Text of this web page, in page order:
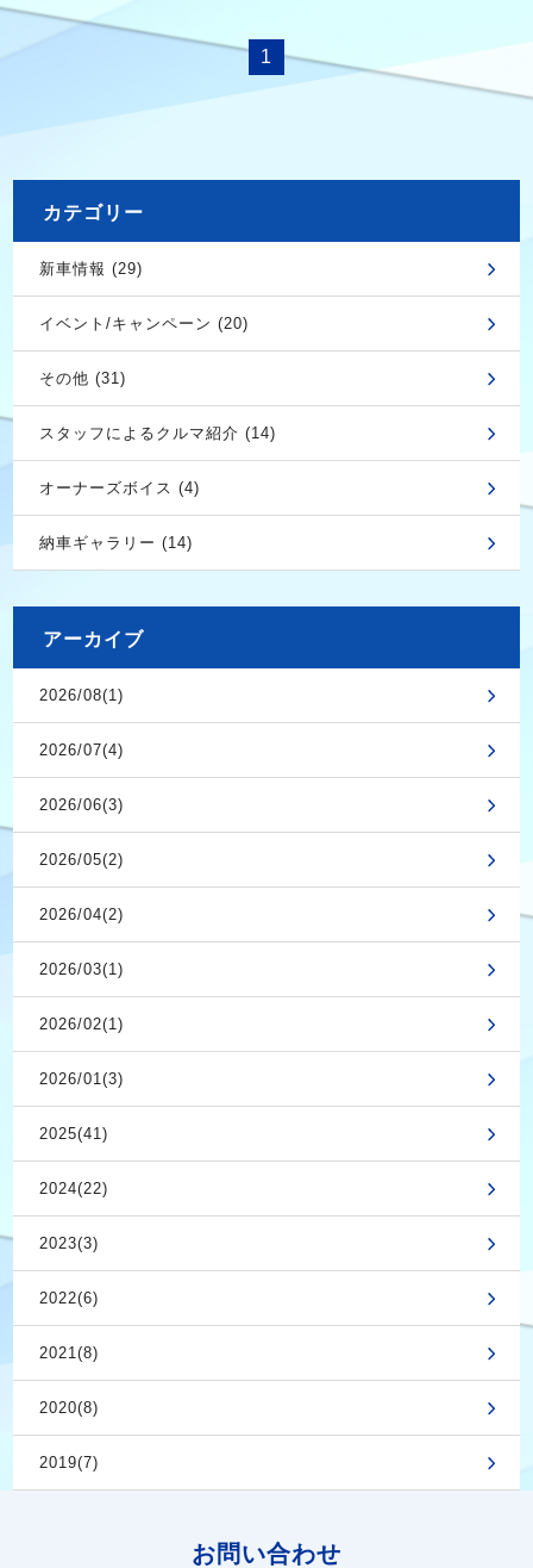
1
カテゴリー
新車情報 (29)
イベント/キャンペーン (20)
その他 (31)
スタッフによるクルマ紹介 (14)
オーナーズボイス (4)
納車ギャラリー (14)
アーカイブ
2026/08(1)
2026/07(4)
2026/06(3)
2026/05(2)
2026/04(2)
2026/03(1)
2026/02(1)
2026/01(3)
2025(41)
2024(22)
2023(3)
2022(6)
2021(8)
2020(8)
2019(7)
お問い合わせ